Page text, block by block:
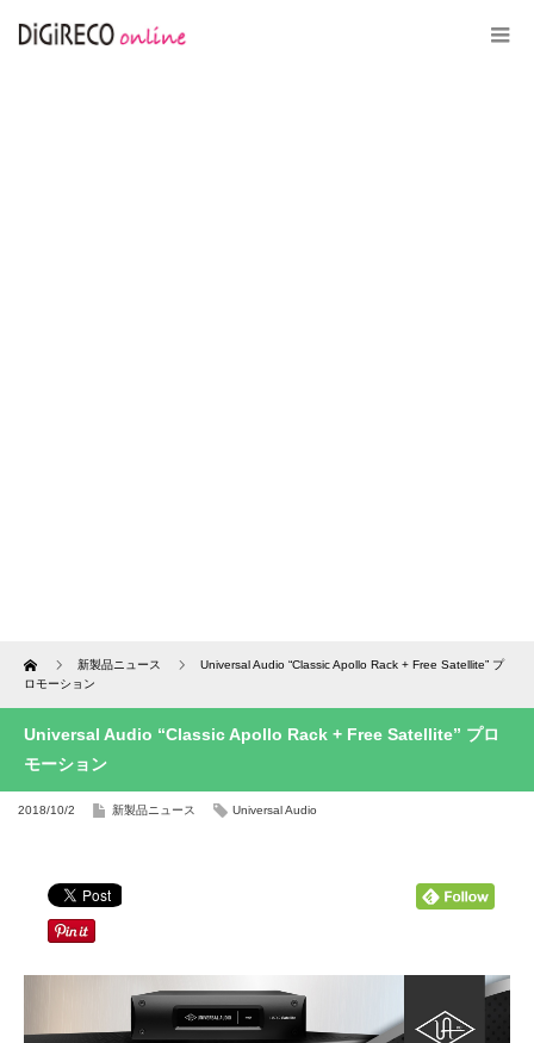
Home 新製品ニュース
Universal Audio “Classic Apollo Rack + Free Satellite” プ
ロモーション
Universal Audio “Classic Apollo Rack + Free Satellite” プロ
モーション
2018/10/2 新製品ニュース Universal Audio